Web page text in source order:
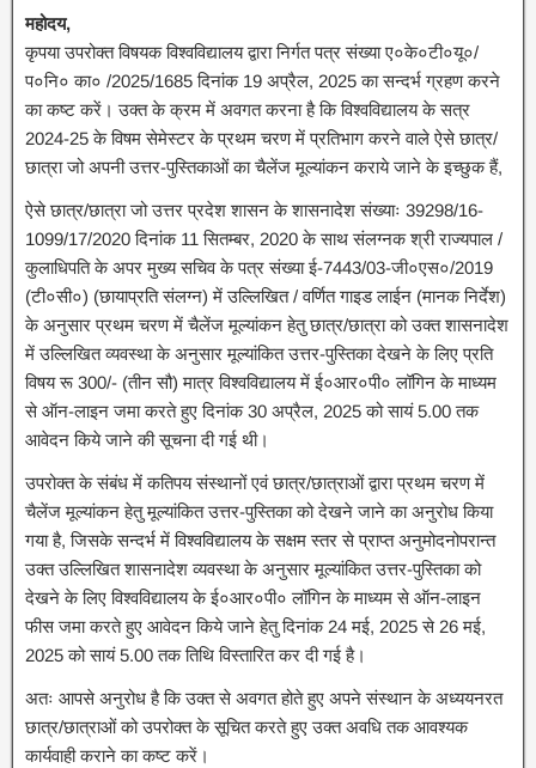
महोदय,
कृपया उपरोक्त विषयक विश्वविद्यालय द्वारा निर्गत पत्र संख्या ए०के०टी०यू०/
प०नि० का० /2025/1685 दिनांक 19 अप्रैल, 2025 का सन्दर्भ ग्रहण करने
का कष्ट करें। उक्त के क्रम में अवगत करना है कि विश्वविद्यालय के सत्र
2024-25 के विषम सेमेस्टर के प्रथम चरण में प्रतिभाग करने वाले ऐसे छात्र/
छात्रा जो अपनी उत्तर-पुस्तिकाओं का चैलेंज मूल्यांकन कराये जाने के इच्छुक हैं,
ऐसे छात्र/छात्रा जो उत्तर प्रदेश शासन के शासनादेश संख्याः 39298/16-
1099/17/2020 दिनांक 11 सितम्बर, 2020 के साथ संलग्नक श्री राज्यपाल /
कुलाधिपति के अपर मुख्य सचिव के पत्र संख्या ई-7443/03-जी०एस०/2019
(टी०सी०) (छायाप्रति संलग्न) में उल्लिखित / वर्णित गाइड लाईन (मानक निर्देश)
के अनुसार प्रथम चरण में चैलेंज मूल्यांकन हेतु छात्र/छात्रा को उक्त शासनादेश
में उल्लिखित व्यवस्था के अनुसार मूल्यांकित उत्तर-पुस्तिका देखने के लिए प्रति
विषय रू 300/- (तीन सौ) मात्र विश्वविद्यालय में ई०आर०पी० लॉगिन के माध्यम
से ऑन-लाइन जमा करते हुए दिनांक 30 अप्रैल, 2025 को सायं 5.00 तक
आवेदन किये जाने की सूचना दी गई थी।
उपरोक्त के संबंध में कतिपय संस्थानों एवं छात्र/छात्राओं द्वारा प्रथम चरण में
चैलेंज मूल्यांकन हेतु मूल्यांकित उत्तर-पुस्तिका को देखने जाने का अनुरोध किया
गया है, जिसके सन्दर्भ में विश्वविद्यालय के सक्षम स्तर से प्राप्त अनुमोदनोपरान्त
उक्त उल्लिखित शासनादेश व्यवस्था के अनुसार मूल्यांकित उत्तर-पुस्तिका को
देखने के लिए विश्वविद्यालय के ई०आर०पी० लॉगिन के माध्यम से ऑन-लाइन
फीस जमा करते हुए आवेदन किये जाने हेतु दिनांक 24 मई, 2025 से 26 मई,
2025 को सायं 5.00 तक तिथि विस्तारित कर दी गई है।
अतः आपसे अनुरोध है कि उक्त से अवगत होते हुए अपने संस्थान के अध्ययनरत
छात्र/छात्राओं को उपरोक्त के सूचित करते हुए उक्त अवधि तक आवश्यक
कार्यवाही कराने का कष्ट करें।